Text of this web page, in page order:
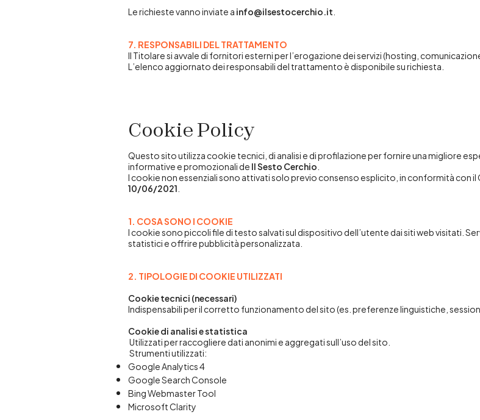
Le richieste vanno inviate ainfo@ilsestocerchio.it.
7. RESPONSABILI DEL TRATTAMENTO
Il Titolare si avvale di fornitori esterni per l’erogazione dei servizi (hosting,
L’elenco aggiornato dei responsabili del trattamento è disponibile su richiesta.
Cookie Policy
Questo sito utilizza cookie tecnici, di analisi e di profilazione per fornire una migliore
informative e promozionali deIl Sesto Cerchio.
I cookie non essenziali sono attivati solo previo consenso esplicito, in conformità con il
10/06/2021.
1. COSA SONO I COOKIE
I cookie sono piccoli file di testo salvati sul dispositivo dell’utente dai siti web visitati.
statistici e offrire pubblicità personalizzata.
2. TIPOLOGIE DI COOKIE UTILIZZATI
Cookie tecnici (necessari)
Indispensabili per il corretto funzionamento del sito (es. preferenze linguistiche,
Cookie di analisi e statistica
Utilizzati per raccogliere dati anonimi e aggregati sull’uso del sito.
Strumenti utilizzati:
Google Analytics 4
Google Search Console
Bing Webmaster Tool
Microsoft Clarity